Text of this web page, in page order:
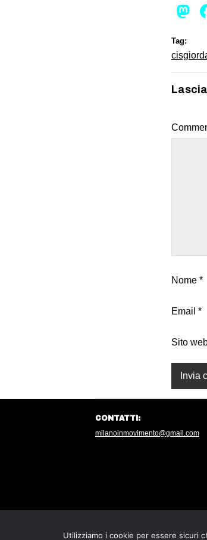
Tag:
Nome *
Email *
Sito
CONTATTI:
milanoinmovimento@gmail.com
Utilizziamo i cookie per essere sicuri